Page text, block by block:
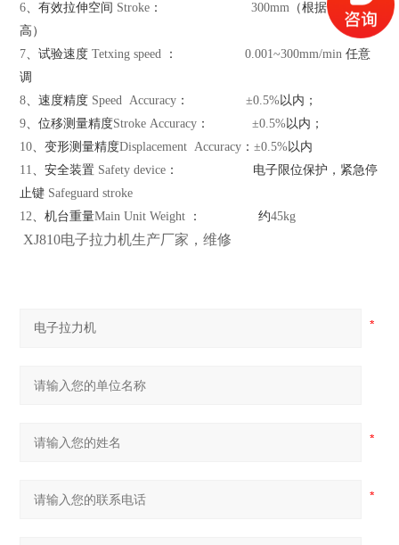
6、有效拉伸空间 Stroke ： 300mm （根据需要可加
高）
7、试验速度 Tetxing speed ： 0.001~300mm/min任意
调
8、速度精度 Speed Accuracy ： ±0.5%以内；
9、位移测量精度Stroke Accuracy ： ±0.5%以内；
10、变形测量精度Displacement Accuracy ：±0.5%以内
11、安全装置 Safety device ：
电子限位保护，紧急停
止键 Safeguard stroke
12、机台重量Main Unit Weight ： 约45kg
XJ810电子拉力机生产厂家，维修